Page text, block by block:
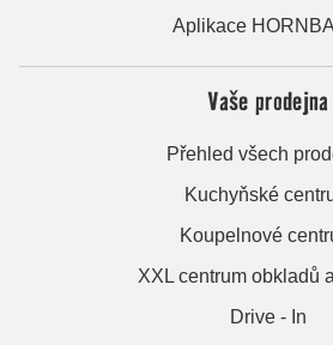
Aplikace
Vaše prodejna
Přehled všech
Kuchyňské
Koupelnové
XXL centrum obkladů
Drive - In